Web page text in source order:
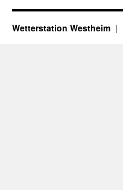
Wetterstation Westheim